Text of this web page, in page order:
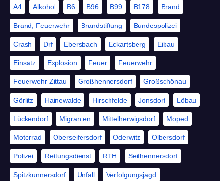
A4 Alkohol B6 B96 B99 B178 Brand
Brand; Feuerwehr Brandstiftung Bundespolizei
Crash Drf Ebersbach Eckartsberg Eibau
Einsatz Explosion Feuer Feuerwehr
Feuerwehr Zittau Großhennersdorf Großschönau
Görlitz Hainewalde Hirschfelde Jonsdorf Löbau
Lückendorf Migranten Mittelherwigsdorf Moped
Motorrad Oberseifersdorf Oderwitz Olbersdorf
Polizei Rettungsdienst RTH Seifhennersdorf
Spitzkunnersdorf Unfall Verfolgungsjagd